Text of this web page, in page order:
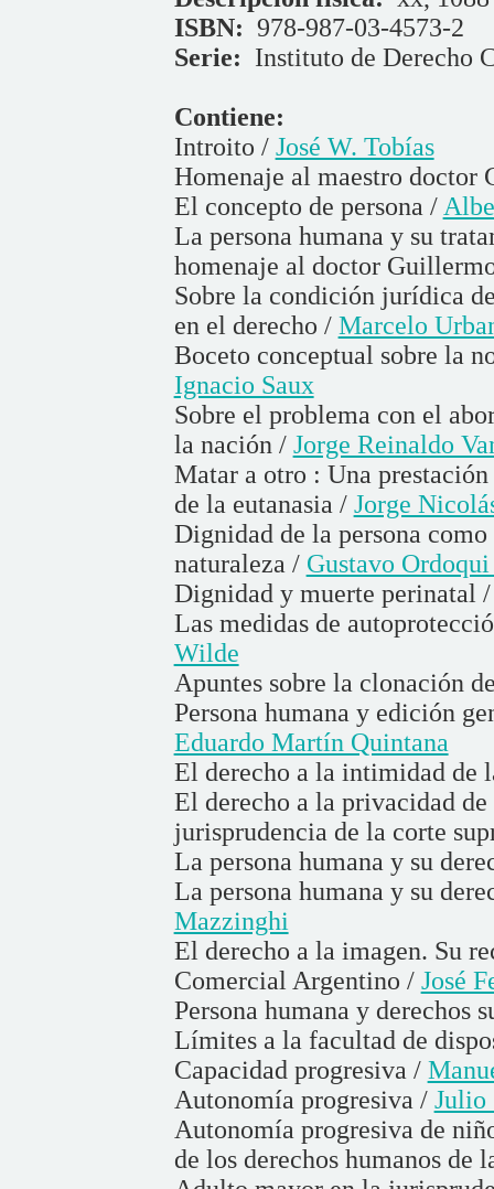
ISBN: 978-987-03-4573-2
Serie: Instituto de Derecho
Contiene:
Introito / José W. Tobías
Homenaje al maestro
El concepto de persona /
La persona humana y su
homenaje al doctor
Sobre la condición jurídica
en el derecho / Marcelo
Boceto conceptual sobre la
Ignacio Saux
Sobre el problema con el
la nación / Jorge Reinaldo
Matar a otro : Una
de la eutanasia / Jorge
Dignidad de la persona
naturaleza / Gustavo
Dignidad y muerte perinatal
Las medidas de
Wilde
Apuntes sobre la clonación
Persona humana y edición
Eduardo Martín Quintana
El derecho a la intimidad de
El derecho a la privacidad
jurisprudencia de la corte
La persona humana y su
La persona humana y su
Mazzinghi
El derecho a la imagen. Su
Comercial Argentino / José
Persona humana y derechos
Límites a la facultad de
Capacidad progresiva /
Autonomía progresiva / Julio
Autonomía progresiva de
de los derechos humanos de